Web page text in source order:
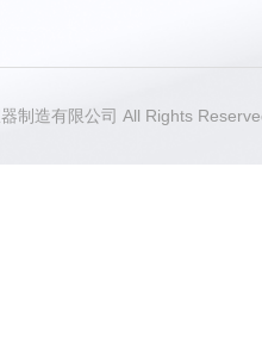
制造有限公司 All Rights